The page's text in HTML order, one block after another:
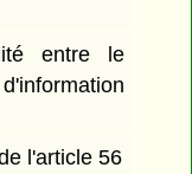
entre le
l'article 56